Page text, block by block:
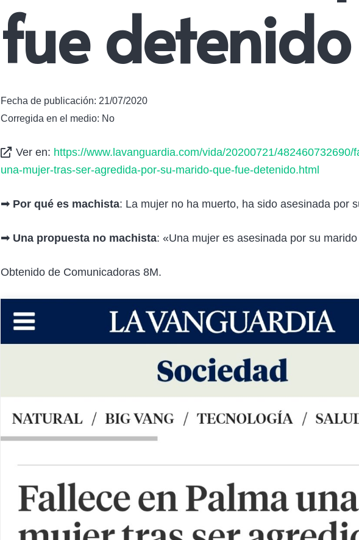
fue detenido
Fecha de publicación: 21/07/2020
Corregida en el medio: No
Ver en: https://www.lavanguardia.com/vida/20200721/482460732690/
una-mujer-tras-ser-agredida-por-su-marido-que-fue-detenido.html
➟ Por qué es machista: La mujer no ha muerto, ha sido asesinada por
➟ Una propuesta no machista: «Una mujer es asesinada por su
Obtenido de Comunicadoras 8M.